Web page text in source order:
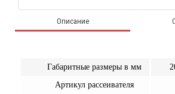
Описание
Габаритные размеры в мм
Артикул рассеивателя